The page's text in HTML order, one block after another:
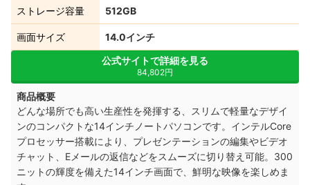
ストレージ容量 512GB
画面サイズ
14.0インチ
公式サイトで詳細を見る
84,802円
商品概要
どんな場所でも高い生産性を発揮する、スリムで軽量なデザイ
ンのコンパクトな14インチノートパソコンです。インテルCore
プロセッサー搭載により、プレゼンテーションの編集やビデオ
チャット、Eメールの返信などをスムーズに切り替え可能。300
ニットの輝度を備えた14インチ画面で、鮮明な映像を楽しめま